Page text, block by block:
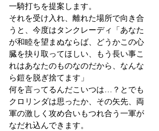
一騎打ちを提案します。
それを受け入れ、離れた場所で向き合
うと、今度はタンクレーディ「あなた
が和睦を望まぬならば、どうかこの心
臓を抉り取ってほしい、もう長い事こ
れはあなたのものなのだから、なんな
ら鎧を脱ぎ捨てます」
何を言ってるんだこいつは…？とでも
クロリンダは思ったか、その矢先、両
軍の激しく攻め合いもつれ合う一軍が
なだれ込んできます。